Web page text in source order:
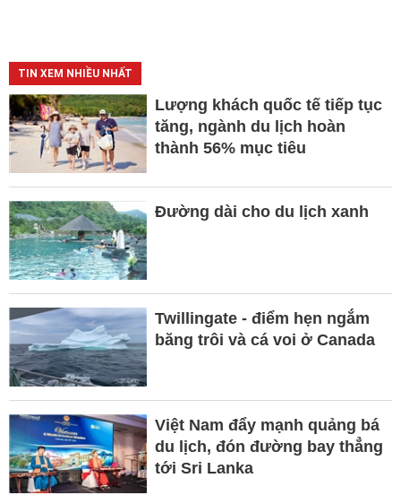
TIN XEM NHIỀU NHẤT
Lượng khách quốc tế tiếp tục
tăng, ngành du lịch hoàn
thành 56% mục tiêu
Đường dài cho du lịch xanh
Twillingate - điểm hẹn ngắm
băng trôi và cá voi ở Canada
Việt Nam đẩy mạnh quảng bá
du lịch, đón đường bay thẳng
tới Sri Lanka